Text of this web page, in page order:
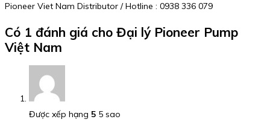
Pioneer Viet Nam Distributor / Hotline : 0938 336 079
Có 1 đánh giá cho Đại lý Pioneer Pump
Việt Nam
Được xếp hạng 5 5 sao